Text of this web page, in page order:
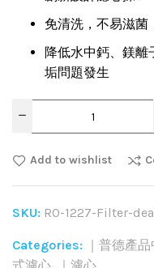
免清洗，不易滋菌
降低水中鈣、鎂離
垢問題發生
Add to wishlist
SKU: RO-1227-Filter-
Categories: ｜普德產